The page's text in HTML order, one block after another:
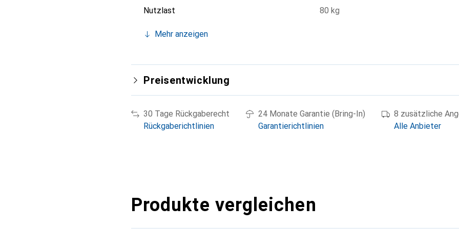
Nutzlast 80 kg
Mehr anzeigen
Preisentwicklung
30 Tage Rückgaberecht
Rückgaberichtlinien
24 Monate Garantie (Bring-In)
Garantierichtlinien
8 zusätzliche
Alle Anbieter
Produkte vergleichen